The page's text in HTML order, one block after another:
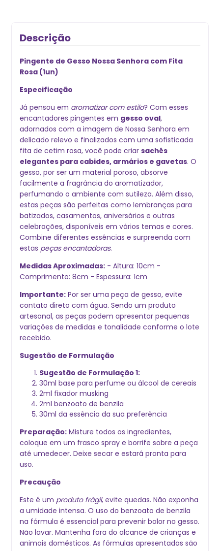
Descrição
Pingente de Gesso Nossa Senhora com Fita
Rosa (1un)
Especificação
Já pensou em aromatizar com estilo? Com esses
encantadores pingentes em gesso oval,
adornados com a imagem de Nossa Senhora em
delicado relevo e finalizados com uma sofisticada
fita de cetim rosa, você pode criar sachês
elegantes para cabides, armários e gavetas. O
gesso, por ser um material poroso, absorve
facilmente a fragrância do aromatizador,
perfumando o ambiente com sutileza. Além disso,
estas peças são perfeitas como lembranças para
batizados, casamentos, aniversários e outras
celebrações, disponíveis em vários temas e cores.
Combine diferentes essências e surpreenda com
estas peças encantadoras.
Medidas Aproximadas: - Altura: 10cm -
Comprimento: 8cm - Espessura: 1cm
Importante: Por ser uma peça de gesso, evite
contato direto com água. Sendo um produto
artesanal, as peças podem apresentar pequenas
variações de medidas e tonalidade conforme o lote
recebido.
Sugestão de Formulação
Sugestão de Formulação 1:
30ml base para perfume ou álcool de cereais
2ml fixador musking
2ml benzoato de benzila
30ml da essência da sua preferência
Preparação: Misture todos os ingredientes,
coloque em um frasco spray e borrife sobre a peça
até umedecer. Deixe secar e estará pronta para
uso.
Precaução
Este é um produto frágil, evite quedas. Não exponha
a umidade intensa. O uso do benzoato de benzila
na fórmula é essencial para prevenir bolor no gesso.
Não lavar. Mantenha fora do alcance de crianças e
animais domésticos. As fórmulas apresentadas são